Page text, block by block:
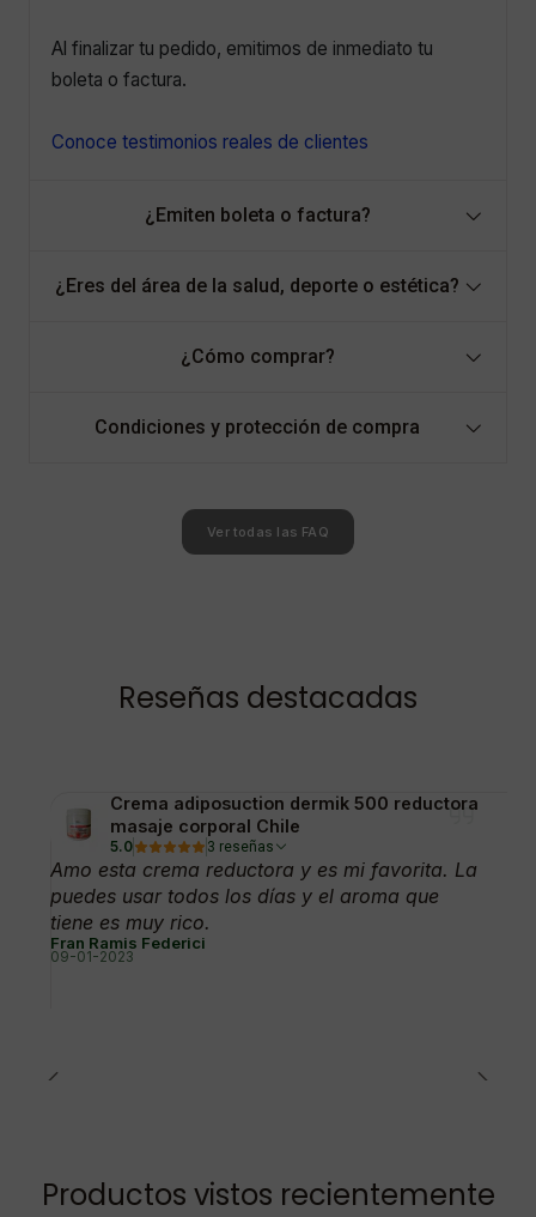
Al finalizar tu pedido, emitimos de inmediato tu
boleta o factura.
Conoce testimonios reales de clientes
¿Emiten boleta o factura?
¿Eres del área de la salud, deporte o estética?
¿Cómo comprar?
Condiciones y protección de compra
Ver todas las FAQ
Reseñas destacadas
Crema adiposuction dermik 500 reductora
masaje corporal Chile
5.0 3 reseñas
Amo esta crema reductora y es mi favorita. La
puedes usar todos los días y el aroma que
tiene es muy rico.
Fran Ramis Federici
09-01-2023
Productos vistos recientemente